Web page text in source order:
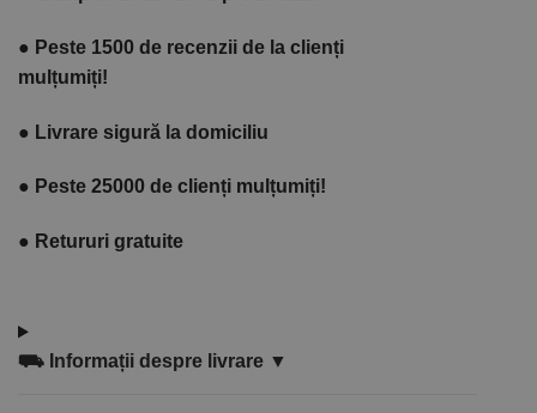
● Peste 1500 de recenzii de la clienți
mulțumiți!
● Livrare sigură la domiciliu
● Peste 25000 de clienți mulțumiți!
● Retururi gratuite
⛟ Informații despre livrare ▼